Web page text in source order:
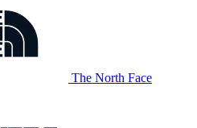
The North Face